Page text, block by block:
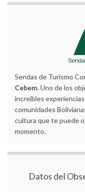
Sendas de Turismo
Cebem. Uno de los
increíbles
comunidades
cultura que te puede
momento.
Datos del